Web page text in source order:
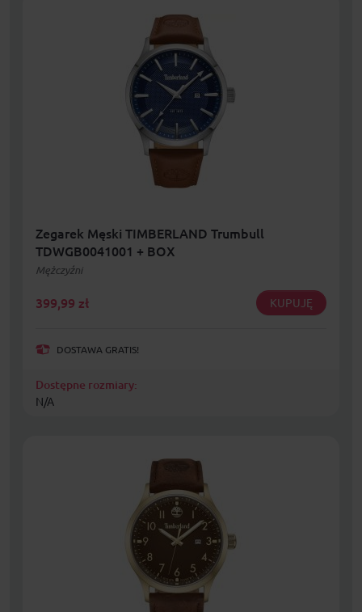
Zegarek Męski TIMBERLAND Trumbull
TDWGB0041001 + BOX
Mężczyźni
399,99 zł KUPUJĘ
DOSTAWA GRATIS!
Dostępne rozmiary:
N/A